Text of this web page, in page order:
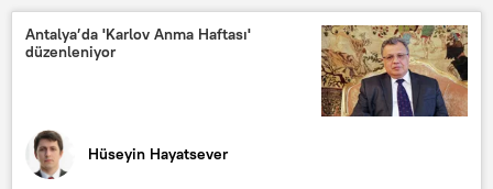
Haberler
Rusya
ABD
Washington
Rusya’nın Washinton Büyükelçiliği
Antalya’da 'Karlov Anma Haftası'
düzenleniyor
Hüseyin Hayatsever